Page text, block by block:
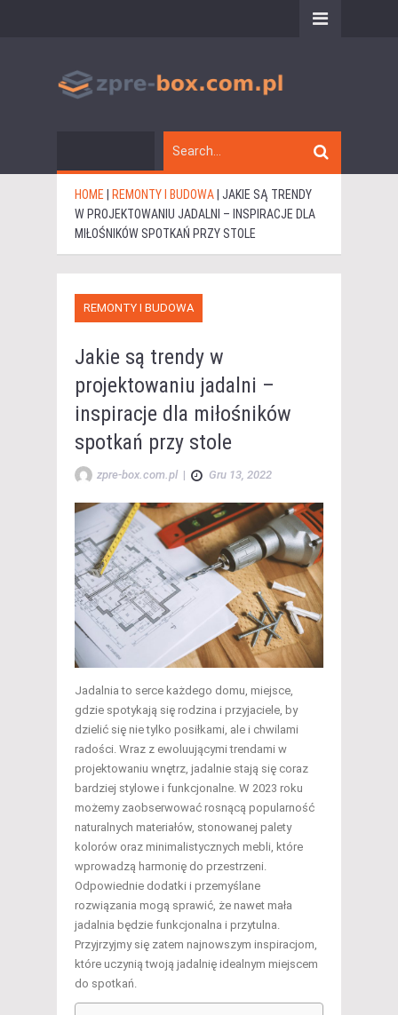
HOME REMONTY I BUDOWA JAKIE SĄ TRENDY
W PROJEKTOWANIU JADALNI – INSPIRACJE DLA
MIŁOŚNIKÓW SPOTKAŃ PRZY STOLE
REMONTY I BUDOWA
Jakie są trendy w
projektowaniu jadalni –
inspiracje dla miłośników
spotkań przy stole
zpre-box.com.pl | Gru 13, 2022
Jadalnia to serce każdego domu, miejsce,
gdzie spotykają się rodzina i przyjaciele, by
dzielić się nie tylko posiłkami, ale i chwilami
radości. Wraz z ewoluującymi trendami w
projektowaniu wnętrz, jadalnie stają się coraz
bardziej stylowe i funkcjonalne. W 2023 roku
możemy zaobserwować rosnącą popularność
naturalnych materiałów, stonowanej palety
kolorów oraz minimalistycznych mebli, które
wprowadzą harmonię do przestrzeni.
Odpowiednie dodatki i przemyślane
rozwiązania mogą sprawić, że nawet mała
jadalnia będzie funkcjonalna i przytulna.
Przyjrzyjmy się zatem najnowszym inspiracjom,
które uczynią twoją jadalnię idealnym miejscem
do spotkań.